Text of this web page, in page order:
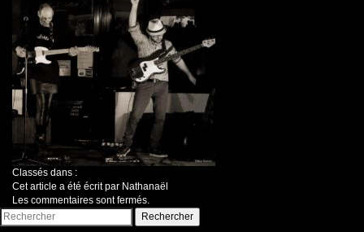
Classés dans :
Cet article a été écrit par Nathanaël
Les commentaires sont fermés.
Rechercher